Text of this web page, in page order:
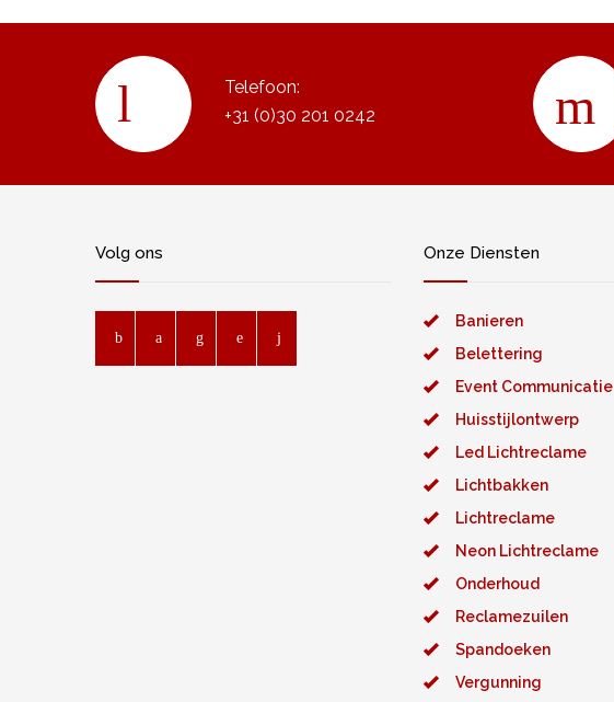
Telefoon:
+31 (0)30 201 0242
Volg ons Onze Diensten
Banieren
Belettering
Event Communicatie
Huisstijlontwerp
Led Lichtreclame
Lichtbakken
Lichtreclame
Neon Lichtreclame
Onderhoud
Reclamezuilen
Spandoeken
Vergunning